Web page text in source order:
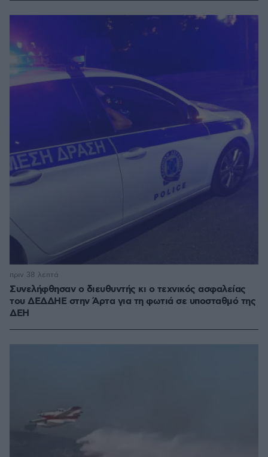
Συνελήφθησαν ο διευθυντής κι ο τεχνικός ασφαλείας
του ΔΕΔΔΗΕ στην Άρτα για τη φωτιά σε υποσταθμό της
ΔΕΗ
πριν 38 λεπτά